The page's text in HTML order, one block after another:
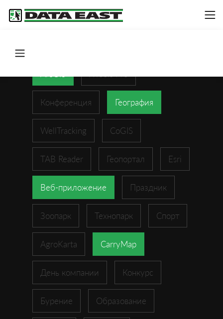
Конференция География
WellTracking CoGIS
TAB Reader Геопортал Esri
Веб-приложение Праздник
Зоопарк Технопарк Спорт
AgroKarta CarryMap
День компании Конкурс
Бурение Образование